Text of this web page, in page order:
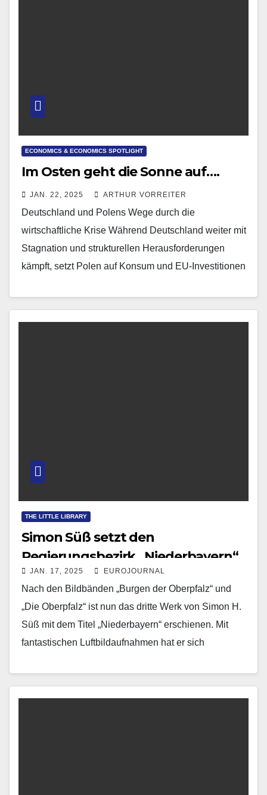
ECONOMICS & ECONOMICS SPOTLIGHT
Im Osten geht die Sonne auf….
JAN. 22, 2025 ARTHUR VORREITER
Deutschland und Polens Wege durch die
wirtschaftliche Krise Während Deutschland weiter mit
Stagnation und strukturellen Herausforderungen
kämpft, setzt Polen auf Konsum und EU-Investitionen
THE LITTLE LIBRARY
Simon Süß setzt den
Regierungsbezirk „Niederbayern“
in Szene
JAN. 17, 2025 EUROJOURNAL
Nach den Bildbänden „Burgen der Oberpfalz“ und
„Die Oberpfalz“ ist nun das dritte Werk von Simon H.
Süß mit dem Titel „Niederbayern“ erschienen. Mit
fantastischen Luftbildaufnahmen hat er sich